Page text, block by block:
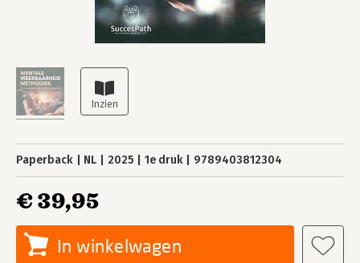
Paperback NL 2025 1e druk 9789403812304
€ 39,95
In winkelwagen